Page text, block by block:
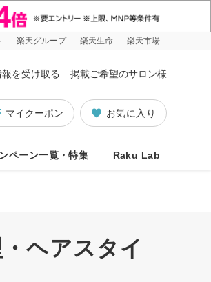
楽天グループ 楽天生命 楽天市場
を受け取る 掲載ご希望のサロン様
お気に入り
マイクーポン
ペーン一覧・特集 Raku Lab
ヘアスタイ